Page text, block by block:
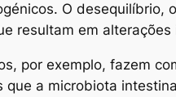
O desequilíbrio,
resultam em alterações
por exemplo, fazem
a microbiota